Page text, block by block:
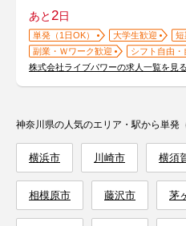
あと2日
単発（1日OK） 大学生歓迎
短
副業・Ｗワーク歓迎
シフト自由・
株式会社ライブパワーの求人一覧を見る
神奈川県の人気のエリア・駅から単発
横浜市 川崎市 横須
相模原市 藤沢市 茅